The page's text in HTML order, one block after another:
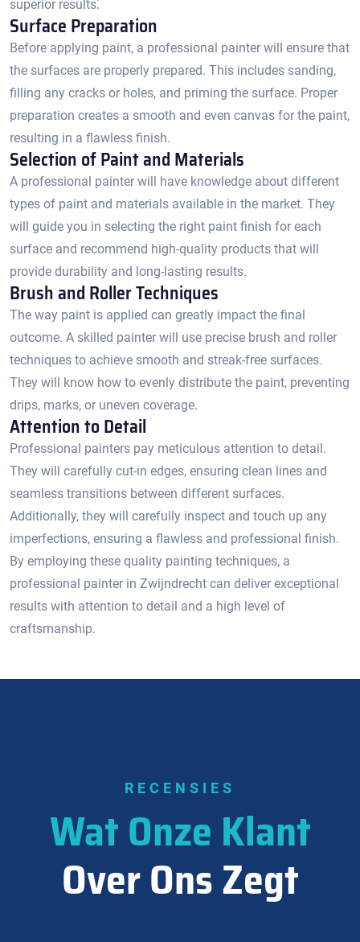
superior results⁚
Surface Preparation
Before applying paint, a professional painter will ensure that
the surfaces are properly prepared.​ This includes sanding,
filling any cracks or holes, and priming the surface.​ Proper
preparation creates a smooth and even canvas for the paint,
resulting in a flawless finish.​
Selection of Paint and Materials
A professional painter will have knowledge about different
types of paint and materials available in the market. They
will guide you in selecting the right paint finish for each
surface and recommend high-quality products that will
provide durability and long-lasting results.​
Brush and Roller Techniques
The way paint is applied can greatly impact the final
outcome.​ A skilled painter will use precise brush and roller
techniques to achieve smooth and streak-free surfaces.​
They will know how to evenly distribute the paint, preventing
drips, marks, or uneven coverage.​
Attention to Detail
Professional painters pay meticulous attention to detail.​
They will carefully cut-in edges, ensuring clean lines and
seamless transitions between different surfaces.​
Additionally, they will carefully inspect and touch up any
imperfections, ensuring a flawless and professional finish.
By employing these quality painting techniques, a
professional painter in Zwijndrecht can deliver exceptional
results with attention to detail and a high level of
craftsmanship.​
RECENSIES
Wat Onze Klant
Over Ons Zegt